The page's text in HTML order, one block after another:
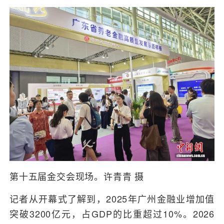
第十五届金交会现场。许青青 摄
记者从开幕式了解到，2025年广州金融业增加值
突破3200亿元，占GDP的比重超过10%。2026